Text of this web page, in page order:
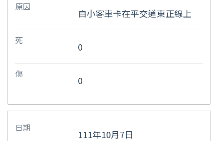
原因
自小客車卡在平交道東正線上
死
0
傷
0
日期
111年10月7日